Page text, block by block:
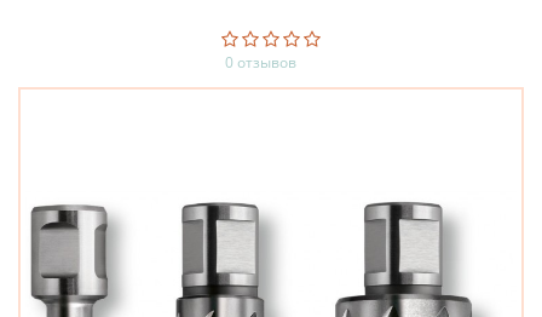
0 отзывов